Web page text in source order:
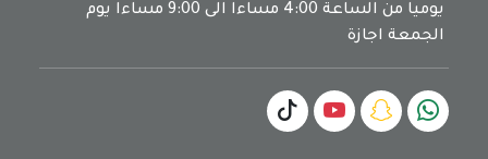
يوميا من الساعة 4:00 مساءا الى 9:00 مساءا يوم
الجمعة اجازة